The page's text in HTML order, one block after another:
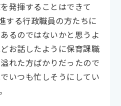
発揮することはできて
する行政職員の方たちに
るのではないかと思うよ
お話したように保育課職
れた方ばかりだったので
いつも忙しそうにしてい